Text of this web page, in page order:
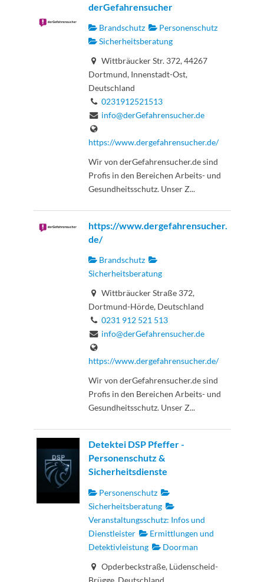
derGefahrensucher
Brandschutz
Personenschutz
Sicherheitsberatung
Wittbräucker Str. 372, 44267
Dortmund, Innenstadt-Ost,
Deutschland
0231912521513
info@derGefahrensucher.de
https://www.dergefahrensucher.de/
Wir von derGefahrensucher.de sind
Profis in den Bereichen Arbeits- und
Gesundheitsschutz. Unser Z...
https://www.dergefahrensucher.
de/
Brandschutz
Sicherheitsberatung
Wittbräucker Straße 372,
Dortmund-Hörde, Deutschland
0231 912 521 513
info@derGefahrensucher.de
https://www.dergefahrensucher.de/
Wir von derGefahrensucher.de sind
Profis in den Bereichen Arbeits- und
Gesundheitsschutz. Unser Z...
Detektei DSP Pfeffer -
Personenschutz &
Sicherheitsdienste
Personenschutz
Sicherheitsberatung
Veranstaltungsschutz: Infos und
Dienstleister
Ermittlungen und
Detektivleistung
Doorman
Opderbeckstraße, Lüdenscheid-
Brügge, Deutschland